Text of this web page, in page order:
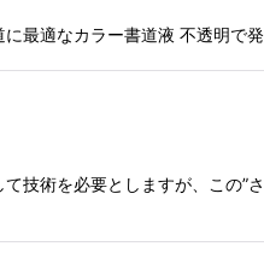
適なカラー書道液 不透明で
術を必要としますが、この”